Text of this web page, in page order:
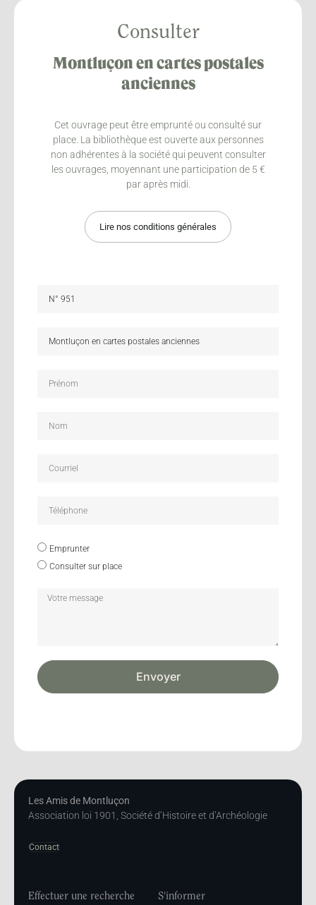
Consulter
Montluçon en cartes postales
anciennes
Cet ouvrage peut être emprunté ou consulté sur
place. La bibliothèque est ouverte aux personnes
non adhérentes à la société qui peuvent consulter
les ouvrages, moyennant une participation de 5 €
par après midi.
Lire nos conditions générales
Emprunter
Consulter sur place
Envoyer
Les Amis de Montluçon
Association loi 1901, Société d’Histoire et d’Archéologie
Contact
Effectuer une recherche S'informer